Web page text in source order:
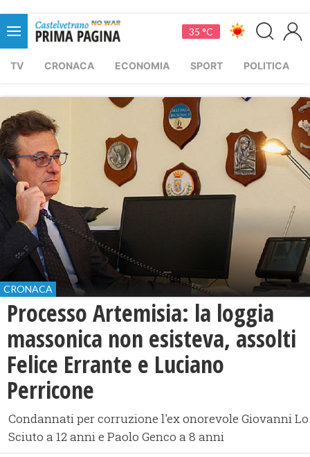
35 °C
TV CRONACA ECONOMIA SPORT POLITICA
CRONACA
Processo Artemisia: la loggia
massonica non esisteva, assolti
Felice Errante e Luciano
Perricone
Condannati per corruzione l'ex onorevole Giovanni Lo
Sciuto a 12 anni e Paolo Genco a 8 anni